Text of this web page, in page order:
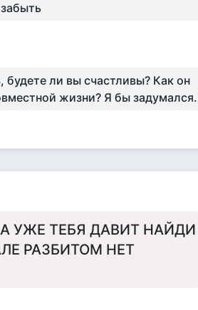
будете ли вы счастливы? Как он
жизни? Я бы
УЖЕ ТЕБЯ ДАВИТ НАЙДИ
РАЗБИТОМ НЕТ